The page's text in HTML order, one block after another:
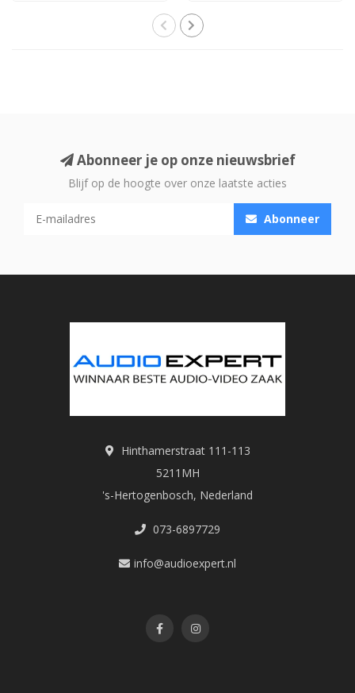
Abonneer je op onze nieuwsbrief
Blijf op de hoogte over onze laatste acties
Abonneer
Hinthamerstraat 111-113
5211MH
's-Hertogenbosch, Nederland
073-6897729
info@audioexpert.nl